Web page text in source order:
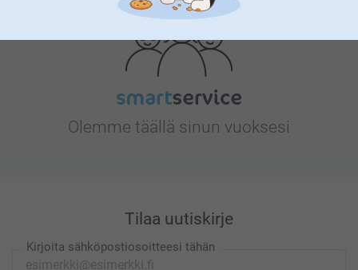
Olemme täällä sinun vuoksesi
Tilaa uutiskirje
Kirjoita sähköpostiosoitteesi tähän